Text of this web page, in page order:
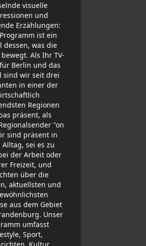
Einsatzkräfte |
visuelle
und
Erzählungen:
ist ein
dessen, was die
Als Ihr TV-
Berlin und das
sind wir seit drei
in einer der
Regionen
präsent, als
"on
sind präsent in
sei es zu
der Arbeit oder
Freizeit, und
über die
aktuellsten und
aus dem Gebiet
Unser
umfasst
Sport,